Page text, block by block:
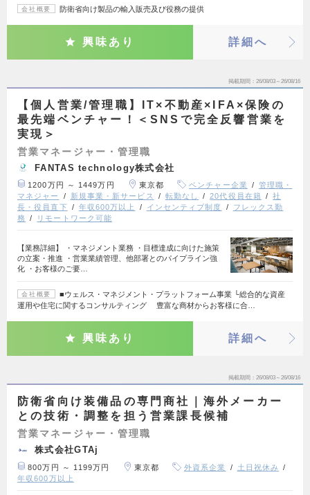
会社概要 防衛省向け製品の輸入販売及び役務の提供
興味あり 詳細へ
掲載期間 26/08/03～26/08/16
【個人営業/管理職】IT×不動産×IFA×保険の
最先端ベンチャー！＜SNSで完全反響営業を
実現＞
営業マネージャー・管理職
FANTAS technology株式会社
1200万円 ～ 1449万円 東京都 ベンチャー企業
管理職・
マネジャー
新規事業・新サービス 転勤なし 20代役員在籍
社
長・役員直下
年収600万以上 インセンティブ制度
フレックス勤
務
リモートワーク可能
【業務詳細】 ・マネジメント業務 ・目標達成に向けた施策
の立案・推進 ・営業業績管理、他部署とのパイプライン強
化 ・お客様のご要…
会社概要
■ウェルス・マネジメント・プラットフォーム事業 └総合的な資産
運用や住宅に関するコンサルティング 豊富な商材からお客様に合…
興味あり 詳細へ
掲載期間 26/08/03～26/08/16
防衛省向け装備品の専門商社｜海外メーカー
との技術・調整を担う営業課長候補
営業マネージャー・管理職
株式会社GTAj
800万円 ～ 1199万円 東京都 外資系企業
土日祝休み
年収600万以上